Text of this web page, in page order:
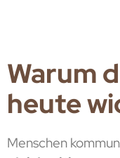
Warum
heute
Menschen